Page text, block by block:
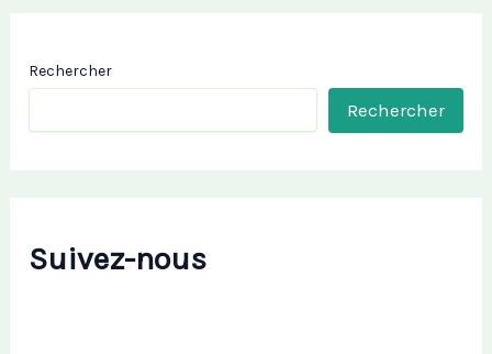
Rechercher
Rechercher
Suivez-nous